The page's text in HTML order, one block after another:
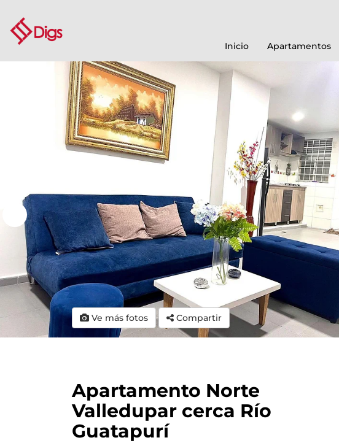
Inicio Apartamentos
Ve más fotos Compartir
Apartamento Norte
Valledupar cerca Río
Guatapurí